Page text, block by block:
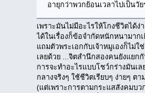
อายุกว่าพวกย้อนเวลาไปเป็นวั
เพราะมันไม่มีอะไรให้โกงชีวิตได้
ได้ในเรื่องก็ข้อจำกัดหนักหนามาก
แถมตัวพระเอกกับเจ้าหมูเองก็ไม่
เลยด้วย ...จิตสำนึกสองคนยังแยก
การจะทำอะไรแบบโชว์กร่างมันเ
กลางจริงๆ ใช้ชีวิตเรียบๆ ง่ายๆ ต
(แต่เพราะการตามกระแสสังคมบ